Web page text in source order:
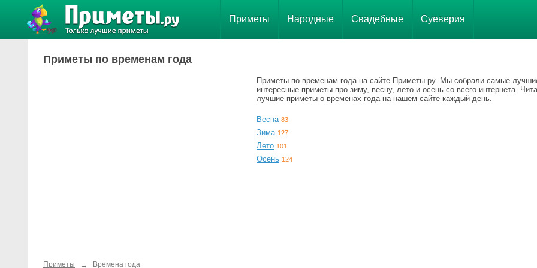
Приметы Народные Свадебные Суеверия
Приметы по временам года
Приметы по временам года на сайте Приметы.ру. Мы собрали самые
интересные приметы про зиму, весну, лето и осень со всего интернета.
лучшие приметы о временах года на нашем сайте каждый день.
Весна 83
Зима 127
Лето 101
Осень 124
Приметы → Времена года